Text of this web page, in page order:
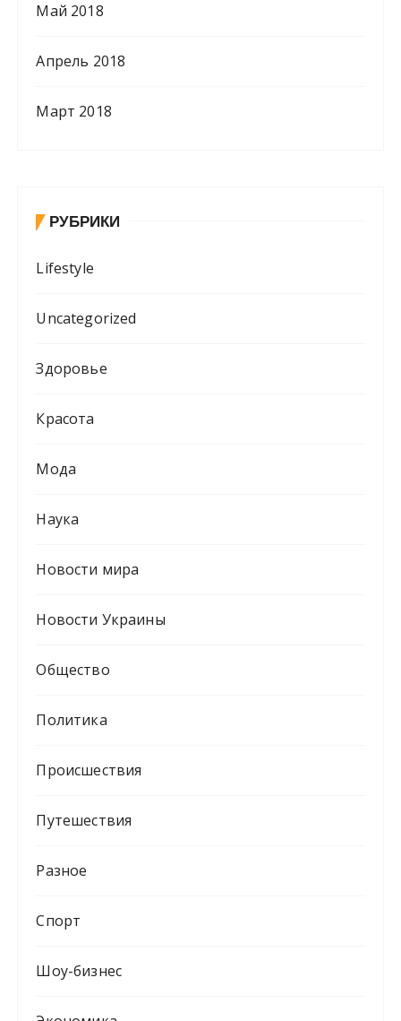
Май 2018
Апрель 2018
Март 2018
РУБРИКИ
Lifestyle
Uncategorized
Здоровье
Красота
Мода
Наука
Новости мира
Новости Украины
Общество
Политика
Происшествия
Путешествия
Разное
Спорт
Шоу-бизнес